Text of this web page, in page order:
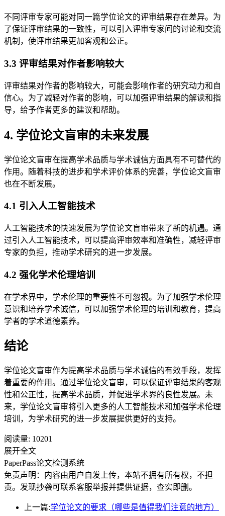
不同评审专家可能对同一篇学位论文的评审结果存在差异。为
了保证评审结果的一致性，可以引入评审专家间的讨论和交流
机制，使评审结果更加客观和公正。
3.3 评审结果对作者影响较大
评审结果对作者的影响较大，可能会影响作者的研究动力和自
信心。为了减轻对作者的影响，可以加强评审结果的解读和指
导，给予作者更多的建议和帮助。
4. 学位论文盲审的未来发展
学位论文盲审在提高学术品质与学术诚信方面具有不可替代的
作用。随着科技的进步和学术评价体系的完善，学位论文盲审
也在不断发展。
4.1 引入人工智能技术
人工智能技术的快速发展为学位论文盲审带来了新的机遇。通
过引入人工智能技术，可以提高评审效率和准确性，减轻评审
专家的负担，推动学术研究的进一步发展。
4.2 强化学术伦理培训
在学术界中，学术伦理的重要性不可忽视。为了加强学术伦理
意识和培养学术诚信，可以加强学术伦理的培训和教育，提高
学者的学术道德素养。
结论
学位论文盲审作为提高学术品质与学术诚信的有效手段，发挥
着重要的作用。通过学位论文盲审，可以保证评审结果的客观
性和公正性，提高学术品质，并促进学术界的良性发展。未
来，学位论文盲审将引入更多的人工智能技术和加强学术伦理
培训，为学术研究的进一步发展提供更好的支持。
阅读量: 10201
展开全文
PaperPass论文检测系统
免责声明：内容由用户自发上传，本站不拥有所有权，不担
责。发现抄袭可联系客服举报并提供证据，查实即删。
上一篇:学位论文的要求（哪些是值得我们注意的地方）